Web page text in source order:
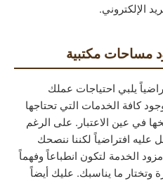
الإلكتروني.
مساحات مكتبية
يلبي احتياجات عملك
كافة الخدمات التي تحتاجها
في عين الاعتبار. على الرغم
افتراضياً لكننا ننصحك
الخدمة لتكون انطباعاً وفهماً
وتختار ما يناسبك. عليك أيضاً